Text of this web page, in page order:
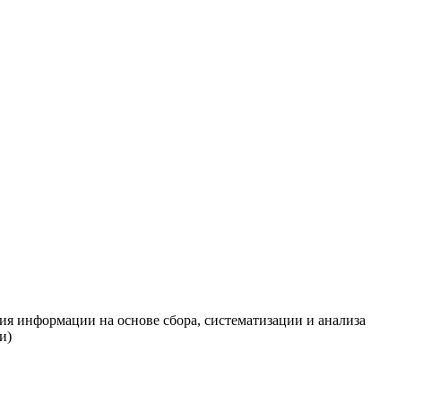
информации на основе сбора, систематизации и анализа